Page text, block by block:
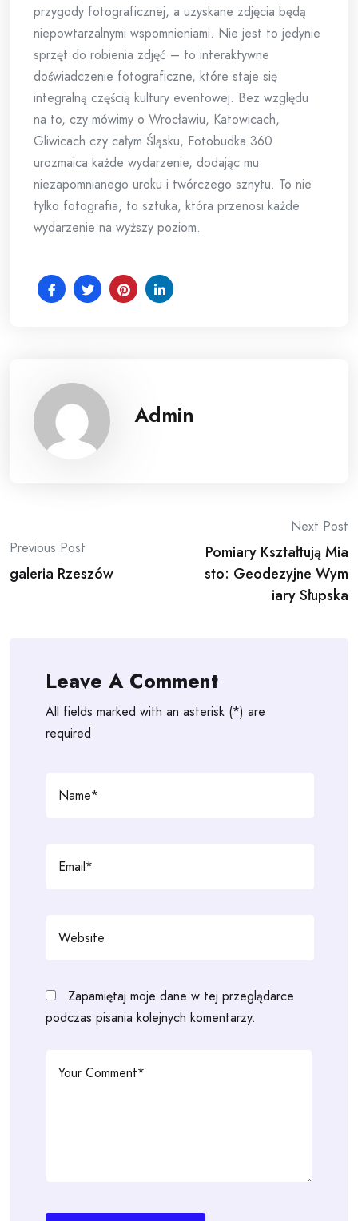
przygody fotograficznej, a uzyskane zdjęcia będą
niepowtarzalnymi wspomnieniami. Nie jest to jedynie
sprzęt do robienia zdjęć – to interaktywne
doświadczenie fotograficzne, które staje się
integralną częścią kultury eventowej. Bez względu
na to, czy mówimy o Wrocławiu, Katowicach,
Gliwicach czy całym Śląsku, Fotobudka 360
urozmaica każde wydarzenie, dodając mu
niezapomnianego uroku i twórczego sznytu. To nie
tylko fotografia, to sztuka, która przenosi każde
wydarzenie na wyższy poziom.
Admin
Post
navigation
Previous Post
galeria Rzeszów
Next Post
Pomiary Kształtują Mia
sto: Geodezyjne Wym
iary Słupska
Leave A Comment
All fields marked with an asterisk (*) are
required
Zapamiętaj moje dane w tej przeglądarce
podczas pisania kolejnych komentarzy.